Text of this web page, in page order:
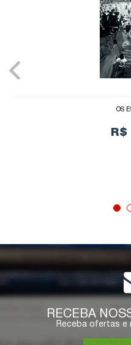
OS
RECEBA
Receba ofertas e